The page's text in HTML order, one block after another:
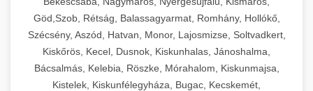
Göd,Szob, Rétság, Balassagyarmat, Romhány, Hollókő,
Szécsény, Aszód, Hatvan, Monor, Lajosmizse, Soltvadkert,
Kiskőrös, Kecel, Dusnok, Kiskunhalas, Jánoshalma,
Bácsalmás, Kelebia, Röszke, Mórahalom, Kiskunmajsa,
Kistelek, Kiskunfélegyháza, Bugac, Kecskemét,